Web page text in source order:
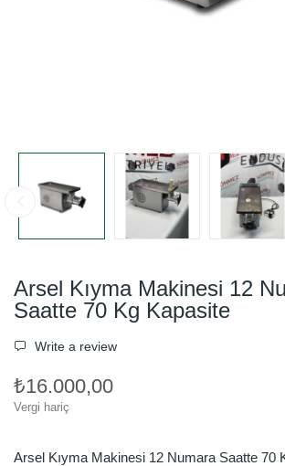
Arsel Kıyma Makinesi 12
Saatte 70 Kg Kapasite
Write a review
₺16.000,00
Vergi hariç
Arsel Kıyma Makinesi 12 Numara Saatte 70